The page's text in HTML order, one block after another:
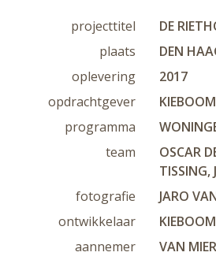
projecttitel
DE
plaats
DEN
oplevering
2017
opdrachtgever
programma
team
OSCAR
TISSING,
fotografie
JARO
ontwikkelaar
aannemer
VAN